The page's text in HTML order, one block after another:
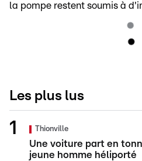
la pompe restent soumis à
Les plus lus
Thionville
Une voiture part en
jeune homme héliporté